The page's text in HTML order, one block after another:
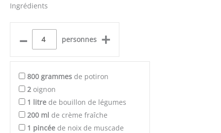
Ingrédients
– personnes +
800 grammes de potiron
2 oignon
1 litre de bouillon de légumes
200 ml de crème fraîche
1 pincée de noix de muscade